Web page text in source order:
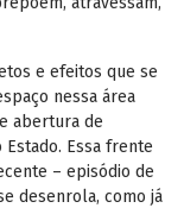
e efeitos que se
nessa área
abertura de
Essa frente
– episódio de
desenrola, como já